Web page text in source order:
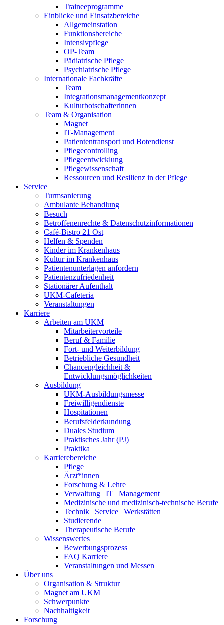
Traineeprogramme
Einblicke und Einsatzbereiche
Allgemeinstation
Funktionsbereiche
Intensivpflege
OP-Team
Pädiatrische Pflege
Psychiatrische Pflege
Internationale Fachkräfte
Team
Integrationsmanagementkonzept
Kulturbotschafterinnen
Team & Organisation
Magnet
IT-Management
Patiententransport und Botendienst
Pflegecontrolling
Pflegeentwicklung
Pflegewissenschaft
Ressourcen und Resilienz in der Pflege
Service
Turmsanierung
Ambulante Behandlung
Besuch
Betroffenenrechte & Datenschutzinformationen
Café-Bistro 21 Ost
Helfen & Spenden
Kinder im Krankenhaus
Kultur im Krankenhaus
Patientenunterlagen anfordern
Patientenzufriedenheit
Stationärer Aufenthalt
UKM-Cafeteria
Veranstaltungen
Karriere
Arbeiten am UKM
Mitarbeitervorteile
Beruf & Familie
Fort- und Weiterbildung
Betriebliche Gesundheit
Chancengleichheit &
Entwicklungsmöglichkeiten
Ausbildung
UKM-Ausbildungsmesse
Freiwilligendienste
Hospitationen
Berufsfelderkundung
Duales Studium
Praktisches Jahr (PJ)
Praktika
Karrierebereiche
Pflege
Ärzt*innen
Forschung & Lehre
Verwaltung | IT | Management
Medizinische und medizinisch-technische Berufe
Technik | Service | Werkstätten
Studierende
Therapeutische Berufe
Wissenswertes
Bewerbungsprozess
FAQ Karriere
Veranstaltungen und Messen
Über uns
Organisation & Struktur
Magnet am UKM
Schwerpunkte
Nachhaltigkeit
Forschung